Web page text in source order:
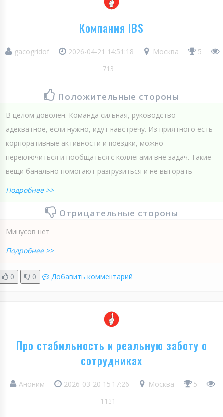
Компания IBS
gacogridof 2026-04-21 14:51:18 Москва
5
713
Положительные стороны
В целом доволен. Команда сильная, руководство
адекватное, если нужно, идут навстречу. Из приятного есть
корпоративные активности и поездки, можно
переключиться и пообщаться с коллегами вне задач. Такие
вещи банально помогают разгрузиться и не выгорать
Подробнее >>
Отрицательные стороны
Минусов нет
Подробнее >>
0 0 Добавить комментарий
Про стабильность и реальную заботу о
сотрудниках
Аноним 2026-03-20 15:17:26 Москва
5
1131